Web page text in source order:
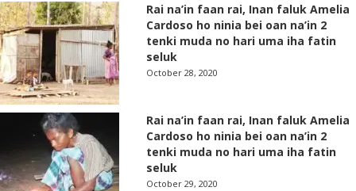
Rai na’in faan rai, Inan faluk Amelia
Cardoso ho ninia bei oan na’in 2
tenki muda no hari uma iha fatin
seluk
October 28, 2020
Rai na’in faan rai, Inan faluk Amelia
Cardoso ho ninia bei oan na’in 2
tenki muda no hari uma iha fatin
seluk
October 29, 2020